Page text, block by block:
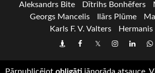
Aleksandrs Bite Dītrihs Bonhēfers
Georgs Mancelis
Ilārs Plūme
Karls F. V. Valters
Hermanis
DraugiemFacebook
TwitterInstagram